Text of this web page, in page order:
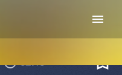
menu
play_circle_outline32:13 bookmark_border